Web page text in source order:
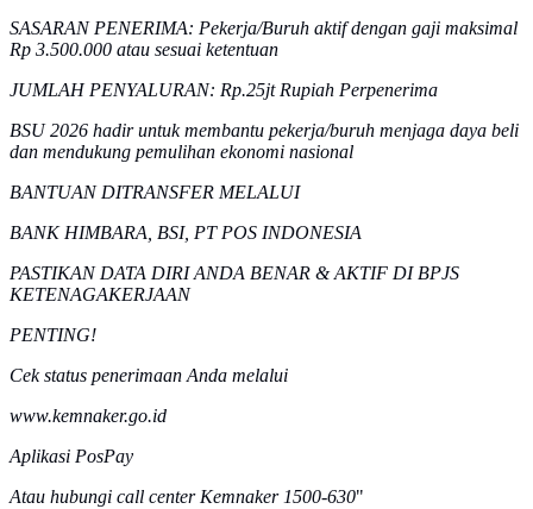
SASARAN PENERIMA: Pekerja/Buruh aktif dengan gaji maksimal
Rp 3.500.000 atau sesuai ketentuan
JUMLAH PENYALURAN: Rp.25jt Rupiah Perpenerima
BSU 2026 hadir untuk membantu pekerja/buruh menjaga daya beli
dan mendukung pemulihan ekonomi nasional
BANTUAN DITRANSFER MELALUI
BANK HIMBARA, BSI, PT POS INDONESIA
PASTIKAN DATA DIRI ANDA BENAR & AKTIF DI BPJS
KETENAGAKERJAAN
PENTING!
Cek status penerimaan Anda melalui
www.kemnaker.go.id
Aplikasi PosPay
Atau hubungi call center Kemnaker 1500-630"